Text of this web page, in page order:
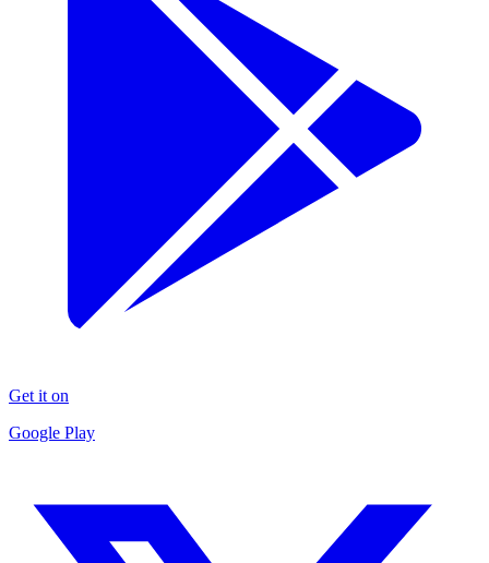
Get it on
Google Play